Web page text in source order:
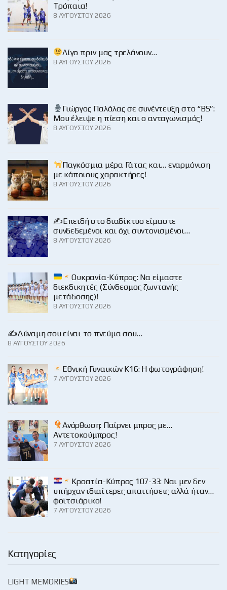
Τρόπαια!
8 ΑΥΓΟΎΣΤΟΥ 2026
Λίγο πριν μας τρελάνουν…
8 ΑΥΓΟΎΣΤΟΥ 2026
Γιώργος Παλάλας σε συνέντευξη στο “BS”:
Μου έλειψε η πίεση και ο ανταγωνισμός!
8 ΑΥΓΟΎΣΤΟΥ 2026
Παγκόσμια μέρα Γάτας και… εναρμόνιση
με κάποιους χαρακτήρες!
8 ΑΥΓΟΎΣΤΟΥ 2026
✍️Επειδή στο διαδίκτυο είμαστε
συνδεδεμένοι και όχι συντονισμένοι…
8 ΑΥΓΟΎΣΤΟΥ 2026
Ουκρανία-Κύπρος: Να είμαστε
διεκδικητές (Σύνδεσμος ζωντανής
μετάδοσης)!
8 ΑΥΓΟΎΣΤΟΥ 2026
✍️Δύναμη σου είναι το πνεύμα σου…
8 ΑΥΓΟΎΣΤΟΥ 2026
Εθνική Γυναικών Κ16: Η φωτογράφηση!
7 ΑΥΓΟΎΣΤΟΥ 2026
Ανόρθωση: Παίρνει μπρος με…
Αντετοκούμπρος!
7 ΑΥΓΟΎΣΤΟΥ 2026
Κροατία-Κύπρος 107-33: Ναι μεν δεν
υπήρχαν ιδιαίτερες απαιτήσεις αλλά ήταν…
φοϊτσιάρικο!
7 ΑΥΓΟΎΣΤΟΥ 2026
Κατηγορίες
LIGHT MEMORIES